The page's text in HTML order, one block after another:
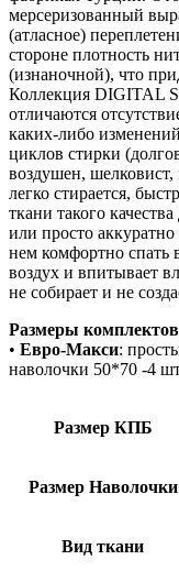
мерсеризованный
(атласное)
стороне плотность
(изнаночной), что
Коллекция DIGITAL
отличаются
каких-либо
циклов стирки
воздушен, шелковист,
легко стирается,
ткани такого
или просто
нем комфортно спать
воздух и впитывает
не собирает и не
Размеры
• Евро-Макси:
наволочки 50*70 -4
Размер КПБ
Размер Наволочки
Вид ткани